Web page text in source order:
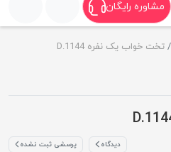
مشاوره رایگان
تخت خواب یک نفره D.1144
دیدگاه پرسشی ثبت نشده